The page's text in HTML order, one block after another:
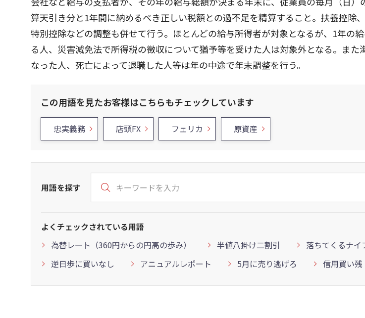
算天引き分と1年間に納めるべき正しい税額との過不足を精算すること。扶養控除
特別控除などの調整も併せて行う。ほとんどの給与所得者が対象となるが、1年の
る人、災害減免法で所得税の徴収について猶予等を受けた人は対象外となる。また
なった人、死亡によって退職した人等は年の中途で年末調整を行う。
この用語を見たお客様はこちらもチェックしています
忠実義務 店頭FX フェリカ 原資産
用語を探す
よくチェックされている用語
為替レート（360円からの円高の歩み）
半値八掛け二割引
落ちてくるナイ
逆日歩に買いなし
アニュアルレポート 5月に売り逃げろ 信用買い残